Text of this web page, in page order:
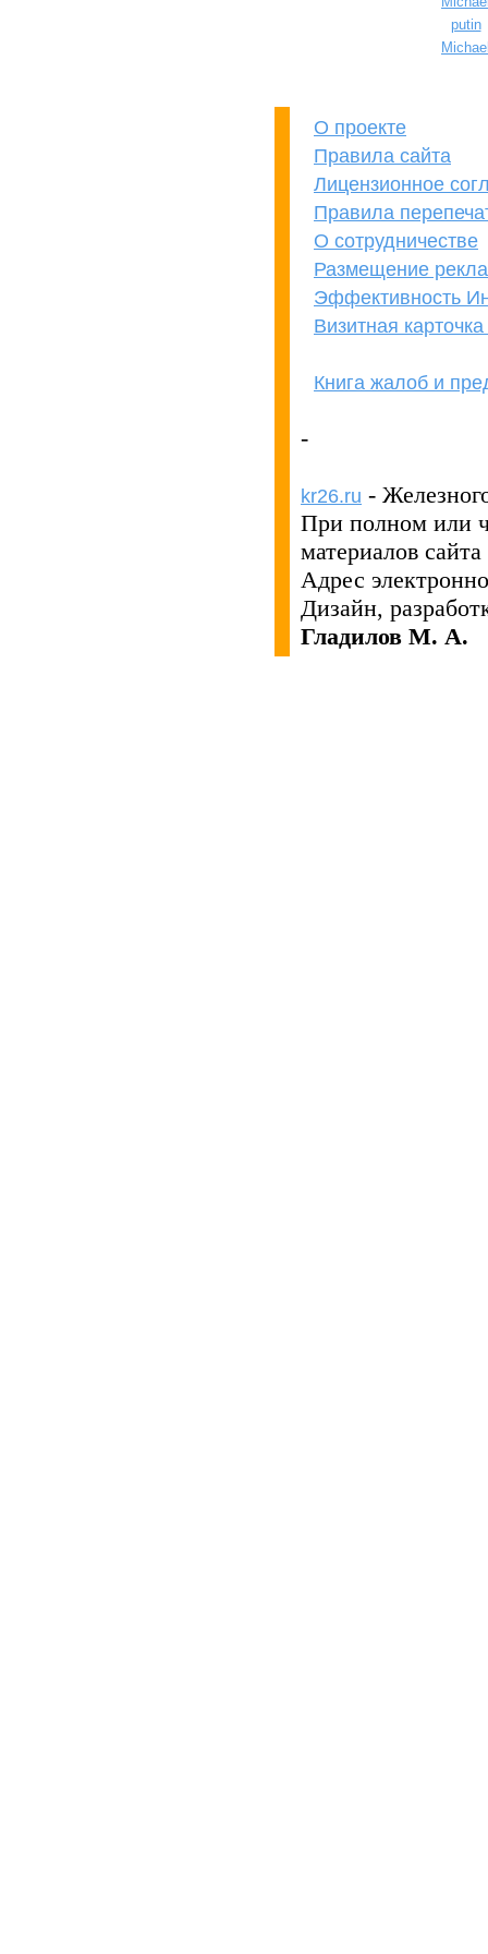
putin
О проекте
Правила сайта
Лицензионное
Правила
О сотрудничестве
Размещение
Эффективность
Визитная
Книга жалоб и
-
kr26.ru -
При полном или
материалов
Адрес
Дизайн,
Гладилов М. А.